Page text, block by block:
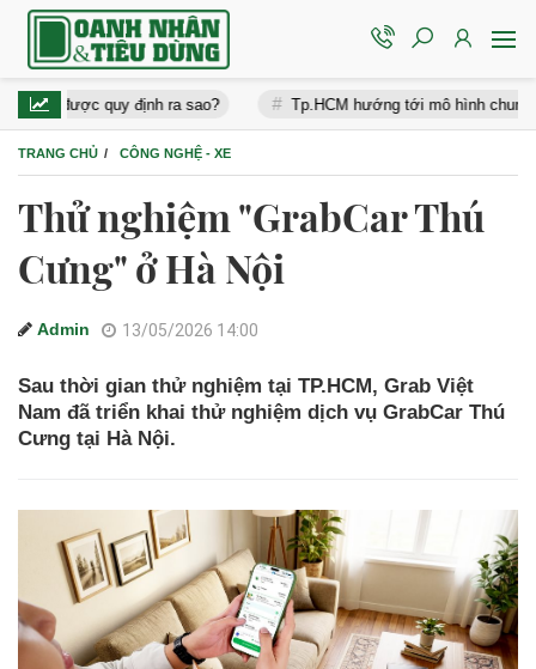
định ra sao? Tp.HCM hướng tới mô hình chung cư thông
TRANG CHỦ CÔNG NGHỆ - XE
Thử nghiệm "GrabCar Thú
Cưng" ở Hà Nội
Admin 13/05/2026 14:00
Sau thời gian thử nghiệm tại TP.HCM, Grab Việt
Nam đã triển khai thử nghiệm dịch vụ GrabCar Thú
Cưng tại Hà Nội.